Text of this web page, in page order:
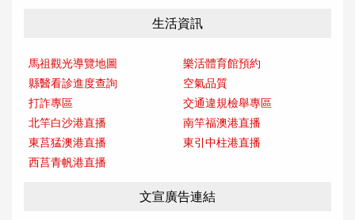
生活資訊
馬祖觀光導覽地圖
樂活體育館預約
縣醫看診進度查詢
空氣品質
打詐專區
交通違規檢舉專區
北竿白沙港直播
南竿福澳港直播
東莒猛澳港直播
東引中柱港直播
西莒青帆港直播
文宣廣告連結